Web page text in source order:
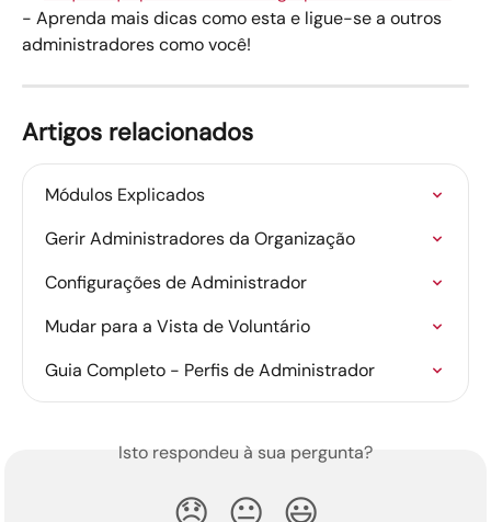
- Aprenda mais dicas como esta e ligue-se a outros
administradores como você!
Artigos relacionados
Módulos Explicados
Gerir Administradores da Organização
Configurações de Administrador
Mudar para a Vista de Voluntário
Guia Completo - Perfis de Administrador
Isto respondeu à sua pergunta?